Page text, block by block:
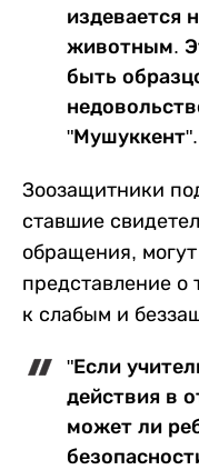
издевается
животным.
быть
"Мушуккент".
Зоозащитники
ставшие
обращения,
представление о
к слабым и
"Если
действия в
может ли